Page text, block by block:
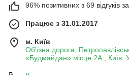
96% позитивних з 69 відгуків за
Працює з 31.01.2017
м. Київ
Об'їзна дорога,
«Будмайдан» місце 2А., Київ,